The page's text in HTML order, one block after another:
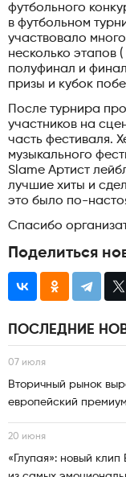
футбольного
в футбольном
участвовало
несколько этапов
полуфинал и
призы и кубок
После турнира
участников на
часть фестиваля.
музыкального
Slame Артист
лучшие хиты и
это было по-
Спасибо
Поделиться
ПОСЛЕДНИЕ
07 июля
Вторичный рынок
европейский
20 июня
«Глупая»: новый